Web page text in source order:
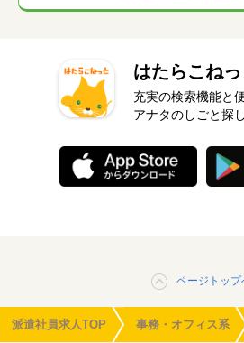
はたらこね
充実の検索機能と
アナタのしごと探
ページトップ
派遣社員求人TOP 事務・オフィス系